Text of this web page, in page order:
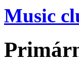
Music